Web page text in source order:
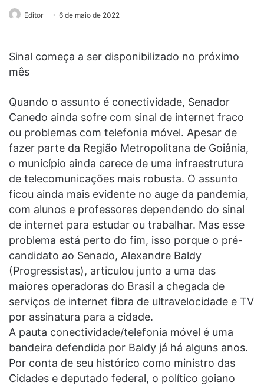
Editor 6 de maio de 2022
Sinal começa a ser disponibilizado no próximo
mês
Quando o assunto é conectividade, Senador
Canedo ainda sofre com sinal de internet fraco
ou problemas com telefonia móvel. Apesar de
fazer parte da Região Metropolitana de Goiânia,
o município ainda carece de uma infraestrutura
de telecomunicações mais robusta. O assunto
ficou ainda mais evidente no auge da pandemia,
com alunos e professores dependendo do sinal
de internet para estudar ou trabalhar. Mas esse
problema está perto do fim, isso porque o pré-
candidato ao Senado, Alexandre Baldy
(Progressistas), articulou junto a uma das
maiores operadoras do Brasil a chegada de
serviços de internet fibra de ultravelocidade e TV
por assinatura para a cidade.
A pauta conectividade/telefonia móvel é uma
bandeira defendida por Baldy já há alguns anos.
Por conta de seu histórico como ministro das
Cidades e deputado federal, o político goiano